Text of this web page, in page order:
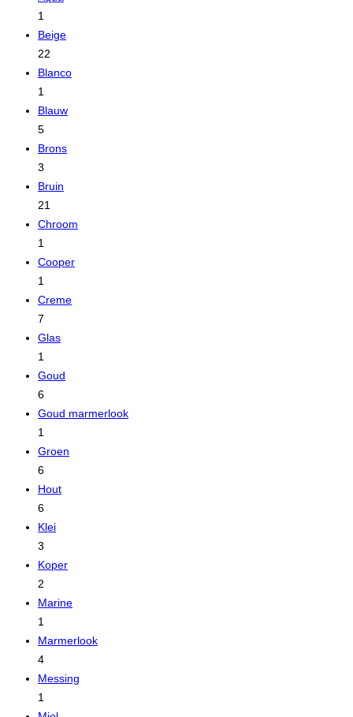
1
Beige
22
Blanco
1
Blauw
5
Brons
3
Bruin
21
Chroom
1
Cooper
1
Creme
7
Glas
1
Goud
6
Goud marmerlook
1
Groen
6
Hout
6
Klei
3
Koper
2
Marine
1
Marmerlook
4
Messing
1